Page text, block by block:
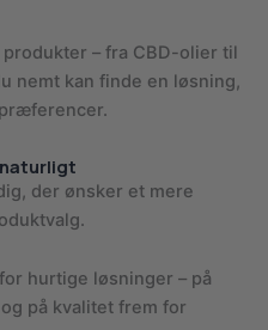
– fra CBD-olier til
nemt kan finde en løsning,
der ønsker et mere
hurtige løsninger – på
på kvalitet frem for